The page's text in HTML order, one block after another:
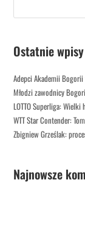
Ostatnie wpisy
Adepci Akademii
Młodzi zawodnicy
LOTTO Superliga:
WTT Star Contender:
Zbigniew Grześlak:
Najnowsze